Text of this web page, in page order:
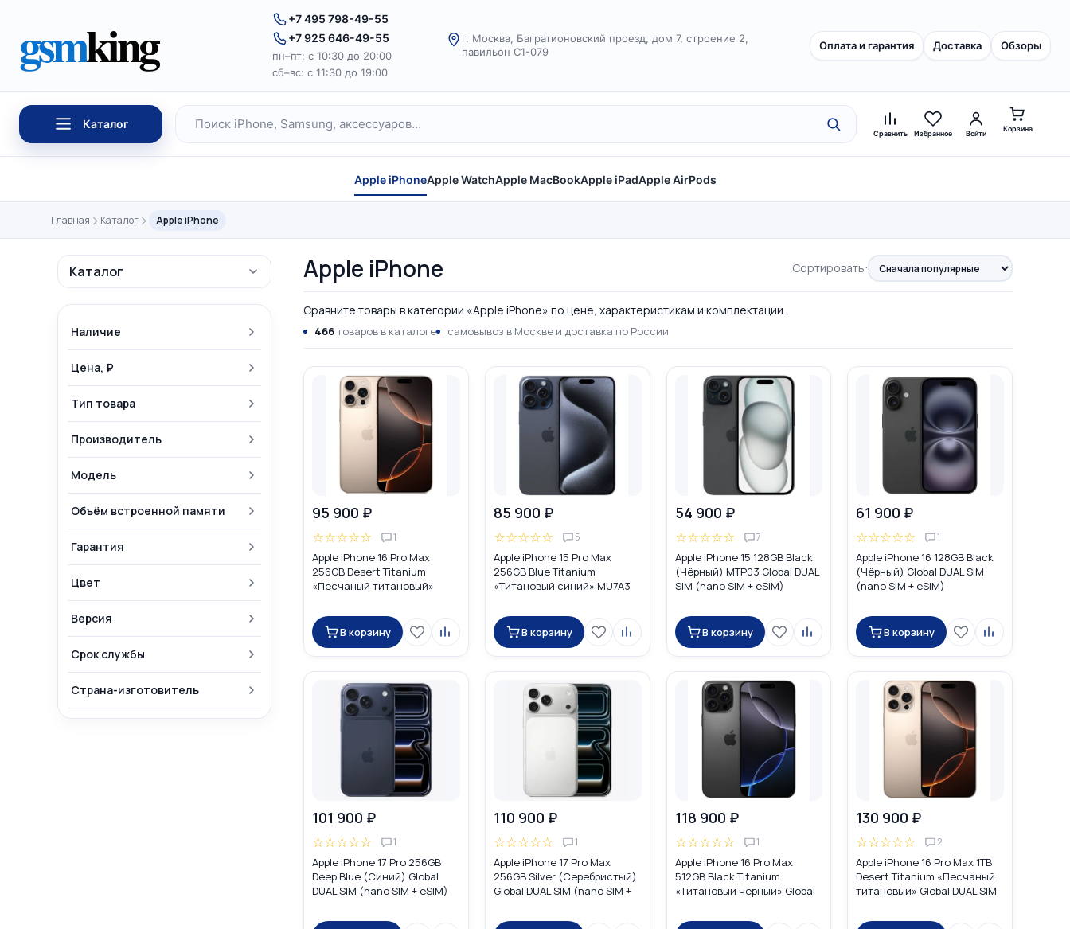
gsmking
+7 495 798-49-55
+7 925 646-49-55
пн–пт: с 10:30 до 20:00
сб–вс: с 11:30 до 19:00
г. Москва, Багратионовский проезд, дом 7, строение 2,
павильон С1-079
Оплата и гарантия Доставка Обзоры
Каталог
Поиск по каталогу Сравнить Избранное Войти
Корзина
Apple iPhoneApple WatchApple MacBookApple iPadApple AirPods
Главная Каталог Apple iPhone
Каталог
Наличие
Цена, ₽
Тип товара
Производитель
Модель
Объём встроенной памяти
Гарантия
Цвет
Версия
Срок службы
Страна-изготовитель
Apple iPhone Сортировать:
Сравните товары в категории «Apple iPhone» по цене, характеристикам и комплектации.
466товаров в каталоге самовывоз в Москве и доставка по России
95 900 ₽
☆☆☆☆☆ 1
Apple iPhone 16 Pro Max
256GB Desert Titanium
«Песчаный титановый»
eSIM)
В корзину
85 900 ₽
☆☆☆☆☆ 5
Apple iPhone 15 Pro Max
256GB Blue Titanium
«Титановый синий» MU7A3
eSIM)
В корзину
54 900 ₽
☆☆☆☆☆ 7
Apple iPhone 15 128GB Black
(Чёрный) MTP03 Global DUAL
SIM (nano SIM + eSIM)
В корзину
61 900 ₽
☆☆☆☆☆ 1
Apple iPhone 16 128GB Black
(Чёрный) Global DUAL SIM
(nano SIM + eSIM)
В корзину
101 900 ₽
☆☆☆☆☆ 1
Apple iPhone 17 Pro 256GB
Deep Blue (Синий) Global
DUAL SIM (nano SIM + eSIM)
110 900 ₽
☆☆☆☆☆ 1
Apple iPhone 17 Pro Max
256GB Silver (Серебристый)
Global DUAL SIM (nano SIM +
118 900 ₽
☆☆☆☆☆ 1
Apple iPhone 16 Pro Max
512GB Black Titanium
«Титановый чёрный» Global
130 900 ₽
☆☆☆☆☆ 2
Apple iPhone 16 Pro Max 1TB
Desert Titanium «Песчаный
титановый» Global DUAL SIM